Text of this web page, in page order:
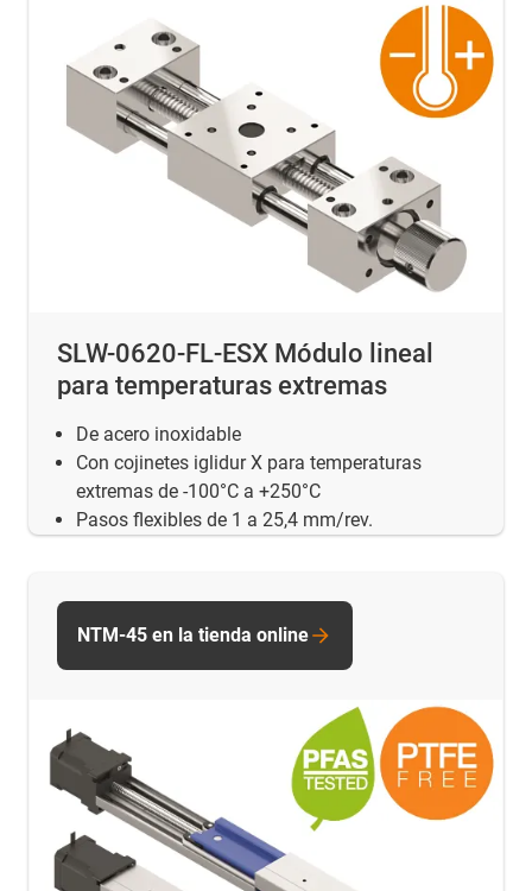
SLW-0620-FL-ESX Módulo lineal
para temperaturas extremas
De acero inoxidable
Con cojinetes iglidur X para temperaturas
extremas de -100°C a +250°C
Pasos flexibles de 1 a 25,4 mm/rev.
NTM-45 en la tienda online